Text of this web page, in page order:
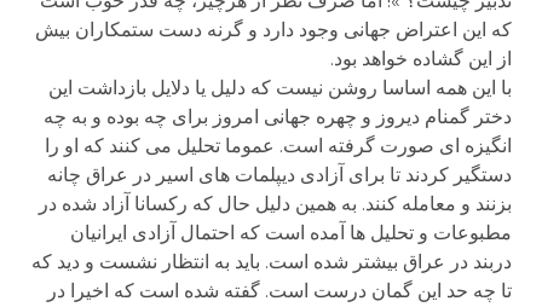
که این اعتراض جهانی وجود دارد و گرنه دست ستمکاران بیش
از این گشاده خواهد بود.
با این همه اساسا روشن نیست که دلیل یا دلایل بازداشت این
دختر گمنام دیروز و چهره جهانی امروز برای چه بوده و به چه
انگیزه ای صورت گرفته است. عموما تحلیل می کنند که او را
دستگیر کردند تا برای آزادی دیپلمات های اسیر در عراق چانه
بزنند و معامله کنند. به همین دلیل حال که رکسانا آزاد شده در
مطبوعات و تحلیل ها آمده است که احتمال آزادی ایرانیان
دربند در عراق بیشتر شده است. باید به انتظار نشست و دید که
تا چه حد این گمان درست است. گفته شده است که اخیرا در